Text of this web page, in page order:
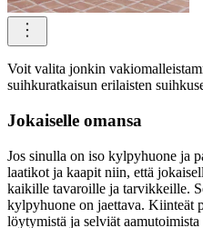
Voit valita jonkin
suihkuratkaisun erilaisten
Jokaiselle omansa
Jos sinulla on iso kylpyhuone ja
laatikot ja kaapit niin, että
kaikille tavaroille ja tarvikkeille.
kylpyhuone on jaettava. Kiinteät
löytymistä ja selviät